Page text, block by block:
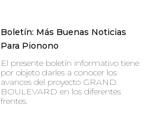
Boletín: Más Buenas Noticias
Para Pionono
El presente boletín informativo tiene
por objeto darles a conocer los
avances del proyecto GRAND
BOULEVARD en los diferentes
frentes.